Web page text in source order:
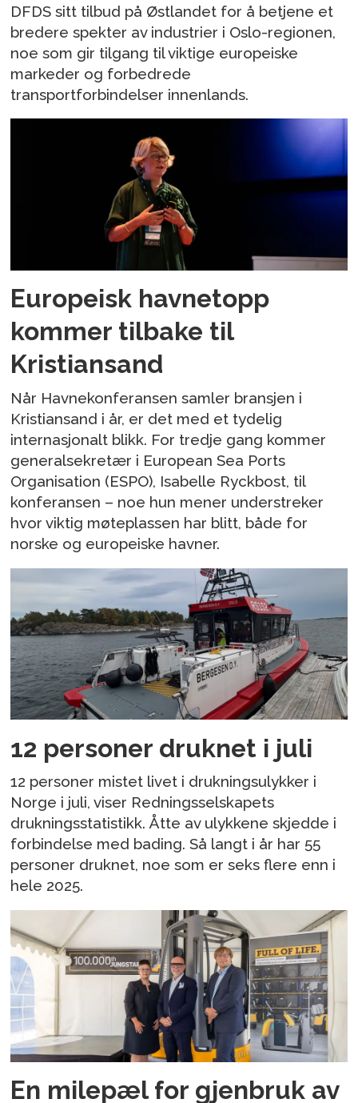
DFDS sitt tilbud på Østlandet for å betjene et
bredere spekter av industrier i Oslo-regionen,
noe som gir tilgang til viktige europeiske
markeder og forbedrede
transportforbindelser innenlands.
Europeisk havnetopp
kommer tilbake til
Kristiansand
Når Havnekonferansen samler bransjen i
Kristiansand i år, er det med et tydelig
internasjonalt blikk. For tredje gang kommer
generalsekretær i European Sea Ports
Organisation (ESPO), Isabelle Ryckbost, til
konferansen – noe hun mener understreker
hvor viktig møteplassen har blitt, både for
norske og europeiske havner.
12 personer druknet i juli
12 personer mistet livet i drukningsulykker i
Norge i juli, viser Redningsselskapets
drukningsstatistikk. Åtte av ulykkene skjedde i
forbindelse med bading. Så langt i år har 55
personer druknet, noe som er seks flere enn i
hele 2025.
En milepæl for gjenbruk av